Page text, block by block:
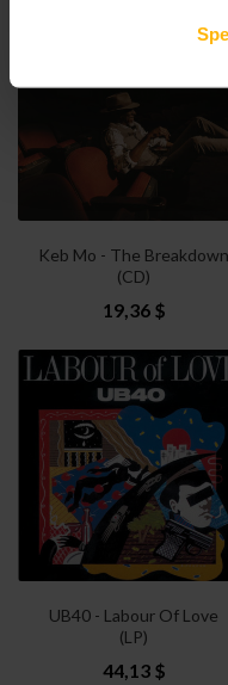
Keb Mo - The Breakdown
(CD)
19,36 $
UB40 - Labour Of Love
(LP)
44,13 $